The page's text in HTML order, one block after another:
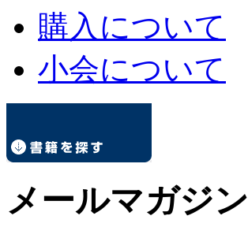
購入について
小会について
メールマガジン